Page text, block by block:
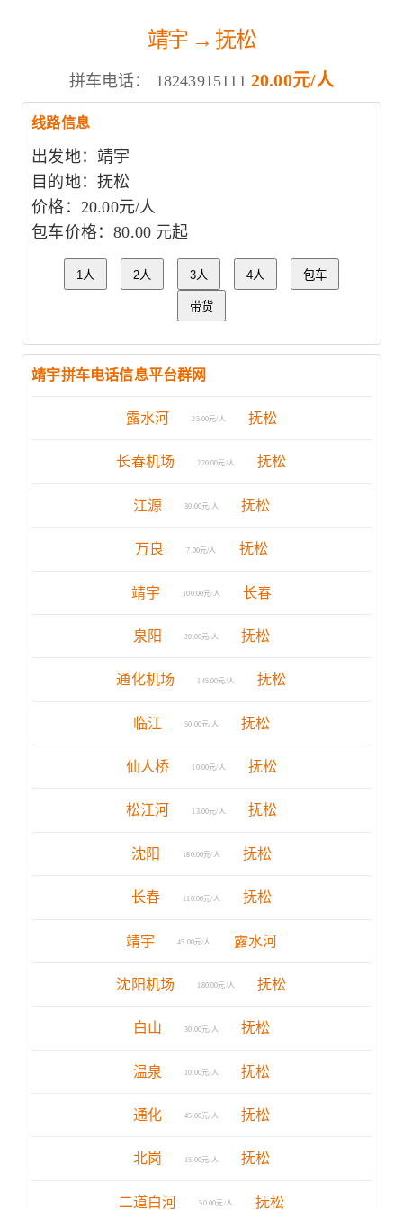
靖宇 → 抚松
拼车电话： 18243915111 20.00元/人
线路信息
出发地：靖宇
目的地：抚松
价格：20.00元/人
包车价格：80.00 元起
1人 2人 3人 4人 包车
带货
靖宇拼车电话信息平台群网
露水河 25.00元/人 抚松
长春机场 220.00元/人 抚松
江源 30.00元/人 抚松
万良 7.00元/人 抚松
靖宇 100.00元/人 长春
泉阳 20.00元/人 抚松
通化机场 145.00元/人 抚松
临江 50.00元/人 抚松
仙人桥 10.00元/人 抚松
松江河 13.00元/人 抚松
沈阳 180.00元/人 抚松
长春 110.00元/人 抚松
靖宇 45.00元/人 露水河
沈阳机场 180.00元/人 抚松
白山 30.00元/人 抚松
温泉 10.00元/人 抚松
通化 45.00元/人 抚松
北岗 15.00元/人 抚松
二道白河 50.00元/人 抚松